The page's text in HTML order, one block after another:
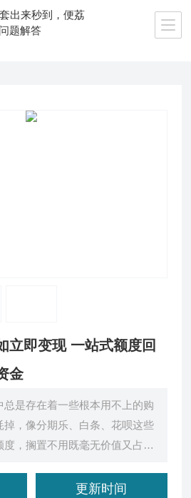
立即变现 一站式额度回
金
总是存在着一些根本用不上的购
掉，像分期乐、白条、花呗这些
，搁置不用既毫无价值又占据
更新时间